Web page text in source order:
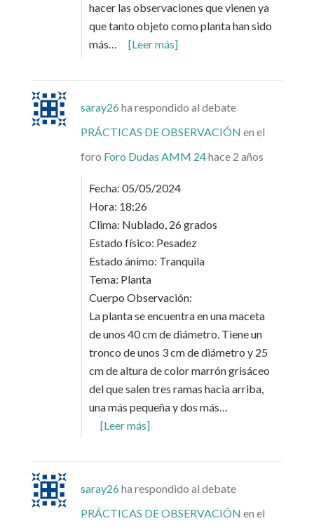
hacer las observaciones que vienen ya
que tanto objeto como planta han sido
más…
[Leer más]
saray26ha respondido al debate
PRÁCTICAS DE OBSERVACIÓN en el
foro Foro Dudas AMM 24hace 2 años
Fecha: 05/05/2024
Hora: 18:26
Clima: Nublado, 26 grados
Estado físico: Pesadez
Estado ánimo: Tranquila
Tema: Planta
Cuerpo Observación:
La planta se encuentra en una maceta
de unos 40 cm de diámetro. Tiene un
tronco de unos 3 cm de diámetro y 25
cm de altura de color marrón grisáceo
del que salen tres ramas hacia arriba,
una más pequeña y dos más…
[Leer más]
saray26ha respondido al debate
PRÁCTICAS DE OBSERVACIÓN en el